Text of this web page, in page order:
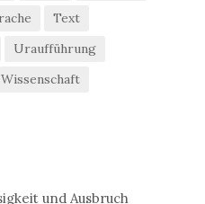
Text
Uraufführung
Wissenschaft
und Ausbruch